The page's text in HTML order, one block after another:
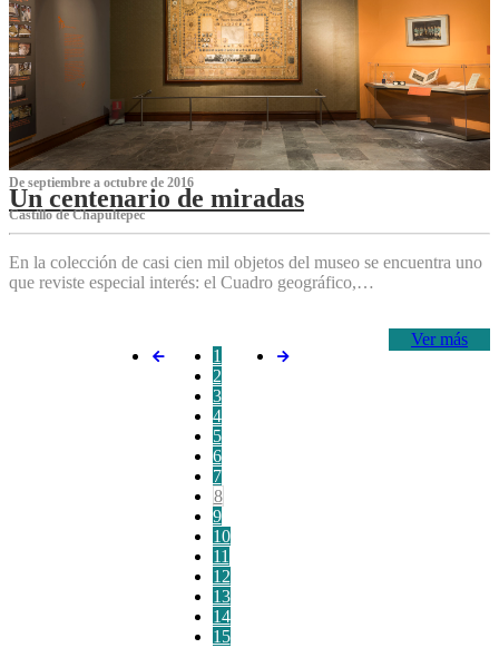
De septiembre a octubre de 2016
Un centenario de miradas
Castillo de Chapultepec
En la colección de casi cien mil objetos del museo se encuentra uno
que reviste especial interés: el Cuadro geográfico,…
Ver más
1
2
3
4
5
6
7
8
9
10
11
12
13
14
15